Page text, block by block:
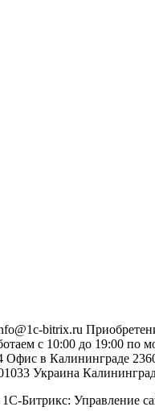
bitrix.ru
с 10:00 до 19:00 по
Офис в Калининграде
Украина
1С-Битрикс: Управление